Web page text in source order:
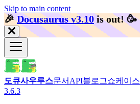
Skip to main content
🎉️Docusaurus v3.10 is out! 🥳️
도큐사우루스문서 API블로그쇼케이스
3.6.3